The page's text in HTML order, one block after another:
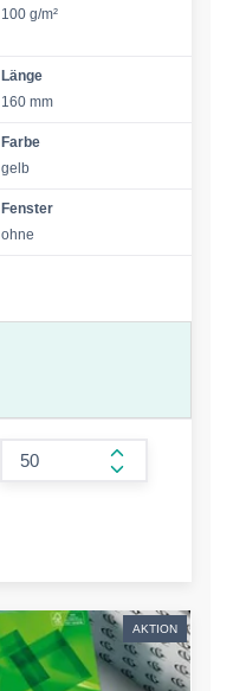
100 g/m²
Länge
160 mm
Farbe
gelb
Fenster
ohne
form.increase-
AKTION